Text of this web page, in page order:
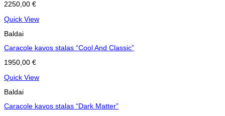
2250,00 €
Quick View
Baldai
Caracole kavos stalas “Cool And Classic”
1950,00 €
Quick View
Baldai
Caracole kavos stalas “Dark Matter”